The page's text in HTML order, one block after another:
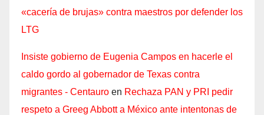
«cacería de brujas» contra maestros por defender los
LTG
Insiste gobierno de Eugenia Campos en hacerle el
caldo gordo al gobernador de Texas contra
migrantes - Centauro en Rechaza PAN y PRI pedir
respeto a Greeg Abbott a México ante intentonas de